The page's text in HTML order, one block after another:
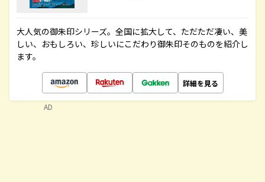
大人気の御朱印シリーズ。全国に拡大して、ただただ凄い、美
しい、おもしろい、珍しいにこだわり御朱印そのものを紹介し
ます。
詳細を見る
AD